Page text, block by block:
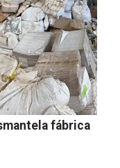
fábrica